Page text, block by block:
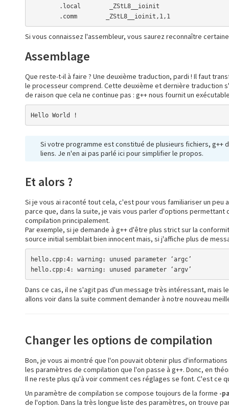
.local        _ZStL8__ioinit
.comm        _ZStL8__ioinit,1,1
Si vous connaissez l'assembleur, vous saurez reconnaître
Assemblage
Que reste-t-il à faire ? Une deuxième traduction, pardi ! Il faut
le processeur comprend. Cette deuxième et dernière traduction
de raison que cela ne continue pas : g++ nous fournit un
Hello World !
Si votre programme est constitué de plusieurs fichiers, g++
liens. Je n'en ai pas parlé ici pour simplifier le propos.
Et alors ?
Si je vous ai raconté tout cela, c'est pour vous familiariser un
parce que, dans la suite, je vais vous parler d'options
compilation principalement.
Par exemple, si je demande à g++ d'être plus strict sur la
source initial semblait bien innocent mais, si j'affiche plus de
hello.cpp:4: warning: unused parameter ‘argc’
hello.cpp:4: warning: unused parameter ‘argv’
Dans ce cas, il ne s'agit pas d'un message très intéressant,
allons voir dans la suite comment demander à notre nouveau
Changer les options de compilation
Bon, je vous ai montré que l'on pouvait obtenir plus
les paramètres de compilation que l'on passe à g++. Donc, en
Il ne reste plus qu'à voir comment ces réglages se font. C'est ce
Un paramètre de compilation se compose toujours de la forme -
de l'option. Dans la très longue liste des paramètres, on trouve